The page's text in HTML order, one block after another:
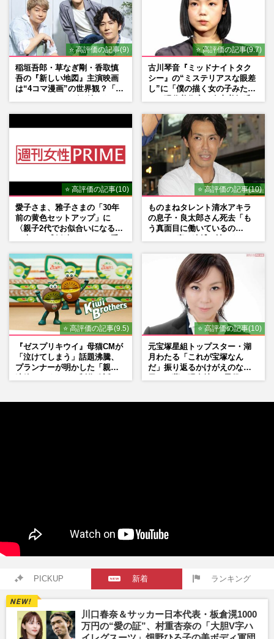
⭐ 高評価の記事(9)
稲垣吾郎・草なぎ剛・香取慎
吾の『新しい地図』主演映画
は“4コマ漫画”の世界観？「フ
⭐ 高評価の記事(9.7)
古川琴音『ミッドナイトタク
シー』の“ミステリアスな眼差
し”に「僕の描く女の子みた
⭐ 高評価の記事(10)
愛子さま、雅子さまの「30年
前の黄色セットアップ」に
〈親子2代でお似合いになる〉
⭐ 高評価の記事(10)
ものまねタレント清水アキラ
の息子・良太郎さん死去「も
う真面目に働いているの
⭐ 高評価の記事(9.5)
『ゼスプリキウイ』母猫CMが
「泣けてしまう」話題沸騰、
プランナーが明かした「親に
⭐ 高評価の記事(10)
元宝塚星組トップスター・湖
月わたる「これが宝塚なん
だ」振り返るかけがえのない
PICKUP 新着 ランキング
川口春奈＆サッカー日本代表・板倉滉1000
万円の“愛の証”、村重杏奈の「大胆V字ハ